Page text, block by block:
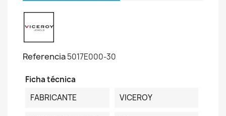
Referencia5017E000-30
Ficha técnica
FABRICANTE
VICEROY